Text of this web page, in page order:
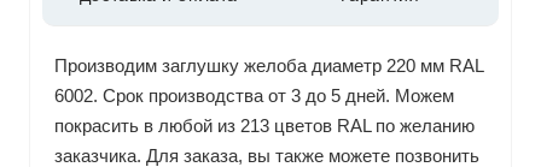
Производим заглушку желоба диаметр 220 мм RAL
6002. Срок производства от 3 до 5 дней. Можем
покрасить в любой из 213 цветов RAL по желанию
заказчика. Для заказа, вы также можете позвонить